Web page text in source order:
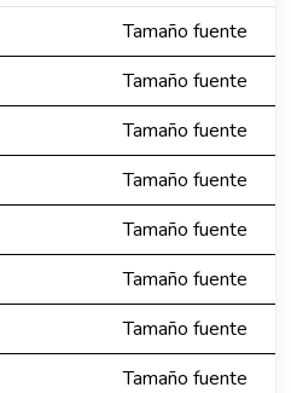
Tamaño fuente
Tamaño fuente
Tamaño fuente
Tamaño fuente
Tamaño fuente
Tamaño fuente
Tamaño fuente
Tamaño fuente